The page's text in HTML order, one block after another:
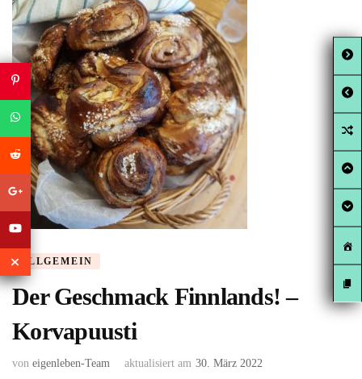
ALLGEMEIN
Der Geschmack Finnlands! –
Korvapuusti
von eigenleben-Team aktualisiert am 30. März 2022